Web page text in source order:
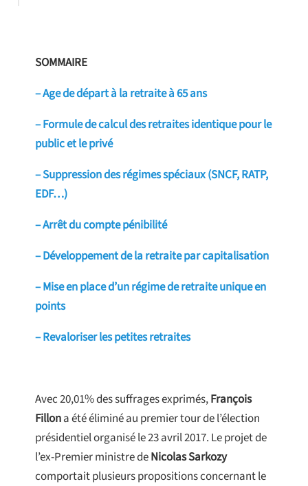
SOMMAIRE
– Age de départ à la retraite à 65 ans
– Formule de calcul des retraites identique pour le
public et le privé
– Suppression des régimes spéciaux (SNCF, RATP,
EDF…)
– Arrêt du compte pénibilité
– Développement de la retraite par capitalisation
– Mise en place d’un régime de retraite unique en
points
– Revaloriser les petites retraites
Avec 20,01% des suffrages exprimés,François
Fillona été éliminé au premier tour de l’élection
présidentiel organisé le 23 avril 2017. Le projet de
l’ex-Premier ministre deNicolas Sarkozy
comportait plusieurs propositions concernant le